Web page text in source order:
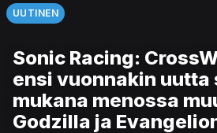
UUTINEN
Sonic Racing:
ensi vuonnakin uutta
mukana menossa
Godzilla ja